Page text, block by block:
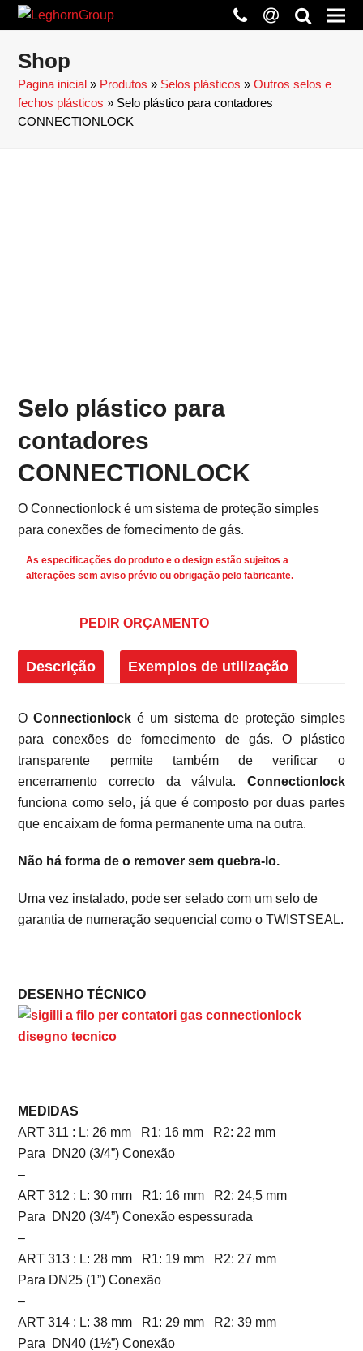
phone
at search
Shop
Pagina inicial » Produtos » Selos plásticos »Outros selos e
fechos plásticos » Selo plástico para contadores
CONNECTIONLOCK
Selo plástico para
contadores
CONNECTIONLOCK
O Connectionlock é um sistema de proteção simples
para conexões de fornecimento de gás.
As especificações do produto e o design estão sujeitos a
alterações sem aviso prévio ou obrigação pelo fabricante.
PEDIR ORÇAMENTO
Descrição Exemplos de utilização
OConnectionlock é um sistema de proteção simples
para conexões de fornecimento de gás. O plástico
transparente permite também de verificar o
encerramento correcto da válvula. Connectionlock
funciona como selo, já que é composto por duas partes
que encaixam de forma permanente uma na outra.
Não há forma de o remover sem quebra-lo.
Uma vez instalado, pode ser selado com um selo de
garantia de numeração sequencial como o TWISTSEAL.
DESENHO TÉCNICO
MEDIDAS
ART 311 : L: 26 mm R1: 16 mm R2: 22 mm
Para DN20 (3/4”) Conexão
–
ART 312 : L: 30 mm R1: 16 mm R2: 24,5 mm
Para DN20 (3/4”) Conexão espessurada
–
ART 313 : L: 28 mm R1: 19 mm R2: 27 mm
Para DN25 (1”) Conexão
–
ART 314 : L: 38 mm R1: 29 mm R2: 39 mm
Para DN40 (1½”) Conexão